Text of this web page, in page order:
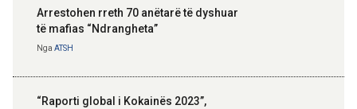
Arrestohen rreth 70 anëtarë të dyshuar
të mafias “Ndrangheta”
Nga ATSH
“Raporti global i Kokainës 2023”,